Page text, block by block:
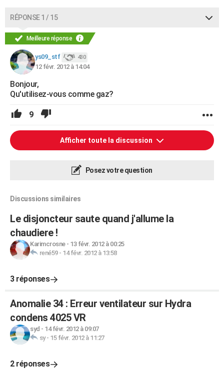
RÉPONSE 1 / 15
Meilleure réponse
ys09_stf 430
12 févr. 2012 à 14:04
Bonjour,
Qu'utilisez-vous comme gaz?
9
Afficher toute la discussion
Posez votre question
Discussions similaires
Le disjoncteur saute quand j'allume la
chaudiere !
Karimcrosne- 13 févr. 2012 à 00:25
rené59- 14 févr. 2012 à 13:58
3 réponses
Anomalie 34 : Erreur ventilateur sur Hydra
condens 4025 VR
syd - 14 févr. 2012 à 09:07
sy- 15 févr. 2012 à 11:27
2 réponses